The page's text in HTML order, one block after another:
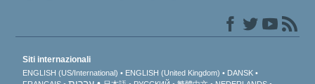
Siti internazionali
ENGLISH (US/International) ENGLISH (United Kingdom)
DANSK